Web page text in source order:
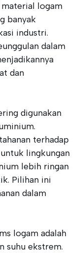
logam
banyak
industri.
dalam
dan
digunakan
terhadap
lingkungan
lebih ringan
Pilihan ini
dalam
logam adalah
suhu ekstrem.